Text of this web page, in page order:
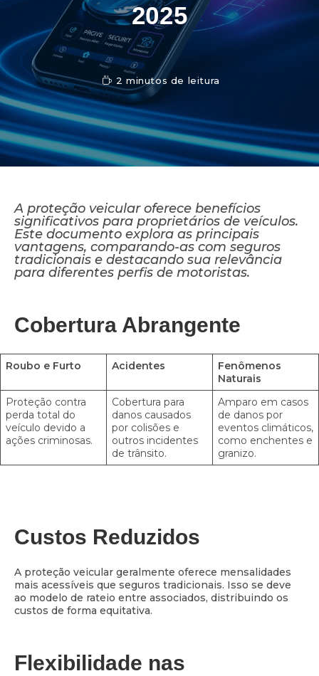
2025
2 minutos de leitura
A proteção veicular oferece benefícios
significativos para proprietários de veículos.
Este documento explora as principais
vantagens, comparando-as com seguros
tradicionais e destacando sua relevância
para diferentes perfis de motoristas.
Cobertura Abrangente
Roubo e Furto Acidentes
Fenômenos
Naturais
Proteção contra
perda total do
veículo devido a
ações criminosas.
Cobertura para
danos causados
por colisões e
outros incidentes
de trânsito.
Amparo em casos
de danos por
eventos climáticos,
como enchentes e
granizo.
Custos Reduzidos
A proteção veicular geralmente oferece mensalidades
mais acessíveis que seguros tradicionais. Isso se deve
ao modelo de rateio entre associados, distribuindo os
custos de forma equitativa.
Flexibilidade nas